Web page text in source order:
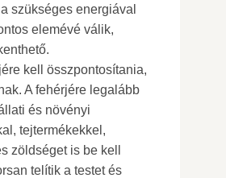
szükséges energiával
elemévé válik,
kell összpontosítania,
A fehérjére legalább
és növényi
tejtermékekkel,
zöldséget is be kell
telítik a testet és